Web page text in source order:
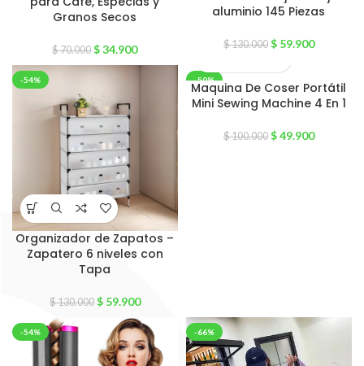
Granos Secos
$70.000 $34.900
aluminio 145 Piezas
$130.000 $59.900
-54%
Organizador de Zapatos –
Zapatero 6 niveles con
Tapa
$130.000 $59.900
-50%
Maquina De Coser Portátil
Mini Sewing Machine 4 En 1
$100.000 $49.900
-54% -66%